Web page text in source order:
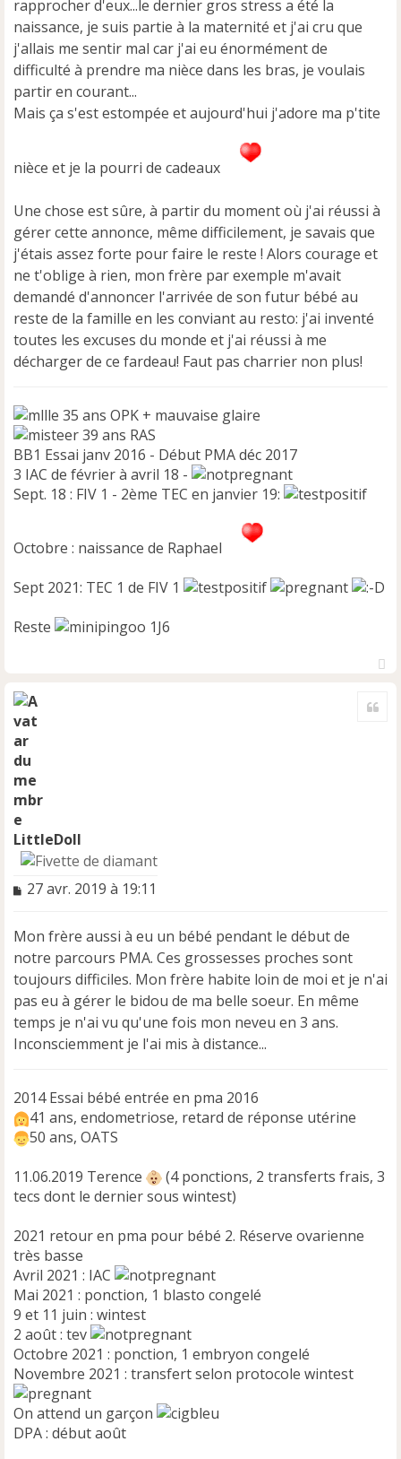
rapprocher d'eux...le dernier gros stress a été la
naissance, je suis partie à la maternité et j'ai cru que
j'allais me sentir mal car j'ai eu énormément de
difficulté à prendre ma nièce dans les bras, je voulais
partir en courant...
Mais ça s'est estompée et aujourd'hui j'adore ma p'tite
nièce et je la pourri de cadeaux
Une chose est sûre, à partir du moment où j'ai réussi à
gérer cette annonce, même difficilement, je savais que
j'étais assez forte pour faire le reste ! Alors courage et
ne t'oblige à rien, mon frère par exemple m'avait
demandé d'annoncer l'arrivée de son futur bébé au
reste de la famille en les conviant au resto: j'ai inventé
toutes les excuses du monde et j'ai réussi à me
décharger de ce fardeau! Faut pas charrier non plus!
35 ans OPK + mauvaise glaire
39 ans RAS
BB1 Essai janv 2016 - Début PMA déc 2017
3 IAC de février à avril 18 -
Sept. 18 : FIV 1 - 2ème TEC en janvier 19:
Octobre : naissance de Raphael
Sept 2021: TEC 1 de FIV 1
Reste
1J6
LittleDoll
M
s
a
g
e
n
o
n
27 avr. 2019 à 19:11
Mon frère aussi à eu un bébé pendant le début de
notre parcours PMA. Ces grossesses proches sont
toujours difficiles. Mon frère habite loin de moi et je n'ai
pas eu à gérer le bidou de ma belle soeur. En même
temps je n'ai vu qu'une fois mon neveu en 3 ans.
Inconsciemment je l'ai mis à distance...
2014 Essai bébé entrée en pma 2016
41 ans, endometriose, retard de réponse utérine
50 ans, OATS
11.06.2019 Terence
(4 ponctions, 2 transferts frais, 3
tecs dont le dernier sous wintest)
2021 retour en pma pour bébé 2. Réserve ovarienne
très basse
Avril 2021 : IAC
Mai 2021 : ponction, 1 blasto congelé
9 et 11 juin : wintest
2 août : tev
Octobre 2021 : ponction, 1 embryon congelé
Novembre 2021 : transfert selon protocole wintest
On attend un garçon
DPA : début août